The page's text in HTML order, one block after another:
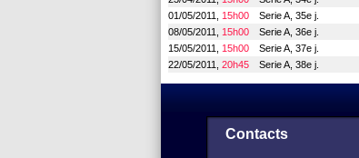
01/05/2011, 15h00 Serie A, 35e j.
08/05/2011, 15h00 Serie A, 36e j.
15/05/2011, 15h00 Serie A, 37e j.
22/05/2011, 20h45 Serie A, 38e j.
Contacts